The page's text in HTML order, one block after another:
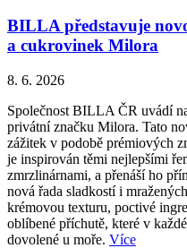
BILLA představuje
a cukrovinek Milora
8. 6. 2026
Společnost BILLA ČR uvádí
privátní značku Milora. Tato
zážitek v podobě prémiových
je inspirován těmi nejlepšími
zmrzlinárnami, a přenáší ho
nová řada sladkostí i
krémovou texturu, poctivé
oblíbené příchutě, které v
dovolené u moře. Více